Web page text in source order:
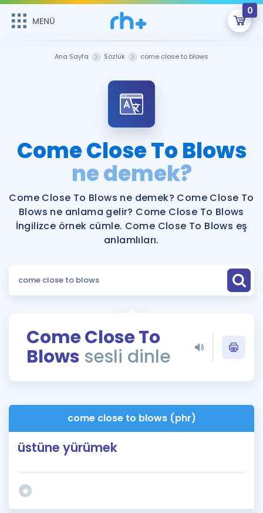
MENÜ
0
Şifremi Hatırlamıyorum
Sepetin Şu An Boş.
Remzi Hoca ile seni sınava hazırlayacak onlarca eğitim seni
bekliyor!
MENÜ
Faydalı Araçlar
Ücretsiz Kaynaklar
Kampanyalar
Blog
İngilizce Gramer
Blog
İngilizce Gramer
Kariyer
Ana Sayfa Sözlük come close to blows
Come Close To Blows
ne demek?
Come Close To Blows ne demek? Come Close To
Blows ne anlama gelir? Come Close To Blows
İngilizce örnek cümle. Come Close To Blows eş
anlamlıları.
Come Close To
Blows sesli dinle
come close to blows (phr)
üstüne yürümek